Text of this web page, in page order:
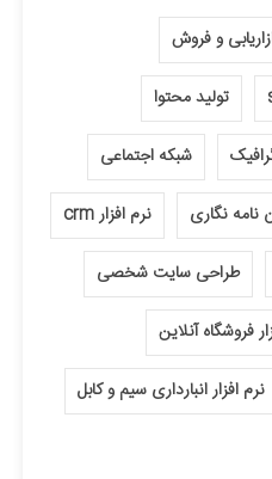
و فروش
تولید محتوا
شبکه اجتماعی
نامه نگاری نرم افزار crm
طراحی سایت شخصی
فروشگاه آنلاین
نرم افزار انبارداری سیم و کابل